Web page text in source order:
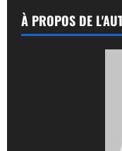
À PROPOS DE